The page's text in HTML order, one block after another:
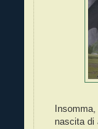
nascita di